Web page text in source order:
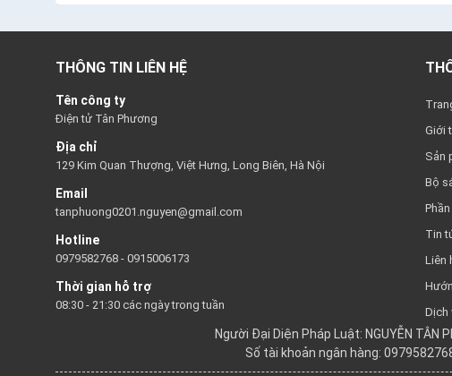
THÔNG TIN LIÊN HỆ
Tên công ty
Điện tử Tân Phương
Địa chỉ
129 Kim Quan Thượng, Việt Hưng, Long Biên, Hà Nội
Email
tanphuong0201.nguyen@gmail.com
Hotline
0979582768 - 0915006173
Thời gian hỗ trợ
08:30 - 21:30 các ngày trong tuần
Giới
Sản
Bộ
Tin
Liên
Dịch
Người Đại Diện Pháp Luật: NGUYỄN TÂN
Số tài khoản ngân hàng: